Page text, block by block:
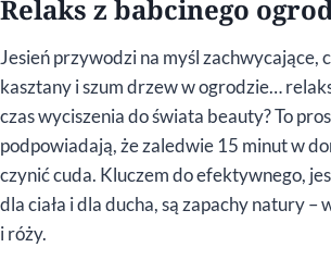
Relaks z babcinego
Jesień przywodzi na myśl zachwycające,
kasztany i szum drzew w ogrodzie…
czas wyciszenia do świata beauty? To
podpowiadają, że zaledwie 15 minut w
czynić cuda. Kluczem do efektywnego,
dla ciała i dla ducha, są zapachy natury –
i róży.